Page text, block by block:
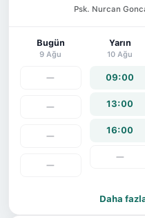
Psk. Nurcan
Bugün
9 Ağu
—
—
—
—
Yarın
10 Ağu
09:00
13:00
16:00
—
Daha